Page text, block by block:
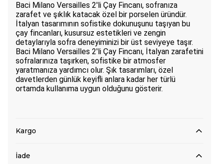
Baci Milano Versailles 2'li Çay Fincanı, sofranıza
zarafet ve şıklık katacak özel bir porselen üründür.
İtalyan tasarımının sofistike dokunuşunu taşıyan bu
çay fincanları, kusursuz estetikleri ve zengin
detaylarıyla sofra deneyiminizi bir üst seviyeye taşır.
Baci Milano Versailles 2'li Çay Fincanı, İtalyan zarafetini
sofralarınıza taşırken, sofistike bir atmosfer
yaratmanıza yardımcı olur. Şık tasarımları, özel
davetlerden günlük keyifli anlara kadar her türlü
ortamda kullanıma uygun olduğunu gösterir.
Kargo
İade